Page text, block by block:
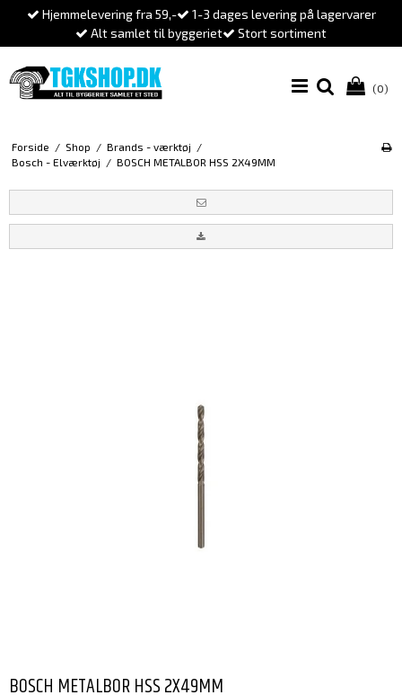
Hjemmelevering fra 59,-
1-3 dages levering på lagervarer
Alt samlet til byggeriet
Stort sortiment
(0)
Forside / Shop / Brands - værktøj /
Bosch - Elværktøj / BOSCH METALBOR HSS 2X49MM
BOSCH METALBOR HSS 2X49MM